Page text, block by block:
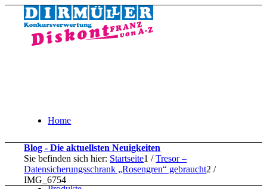
Home
Blog - Die aktuellsten Neuigkeiten
Sie befinden sich hier: Startseite1 / Tresor –
Datensicherungsschrank „Rosengren“ gebraucht2 /
IMG_6754